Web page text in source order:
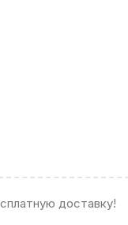
доставку!